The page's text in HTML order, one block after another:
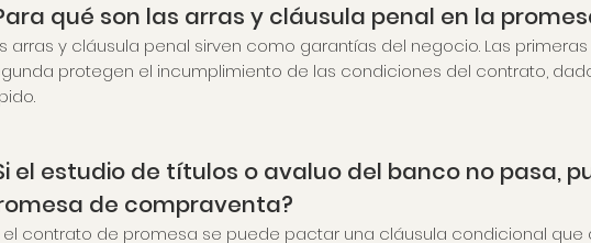
qué son las arras y cláusula penal en la
arras y cláusula penal sirven como garantías del negocio. Las
protegen el incumplimiento de las condiciones del contrato,
el estudio de títulos o avaluo del banco no pasa,
de compraventa?
el contrato de promesa se puede pactar una cláusula condicional